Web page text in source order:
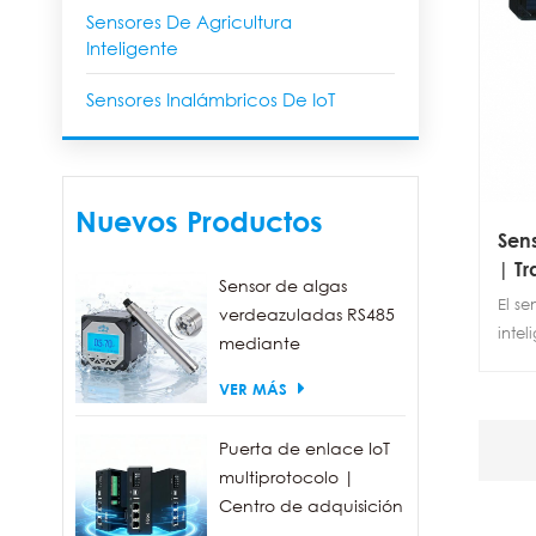
Sensores De Agricultura
Inteligente
Sensores Inalámbricos De IoT
Nuevos Productos
Sensor de algas
verdeazuladas RS485
mediante
rango de detección
células/ml.
VER MÁS
Puerta de enlace IoT
multiprotocolo |
Centro de adquisición
|
El